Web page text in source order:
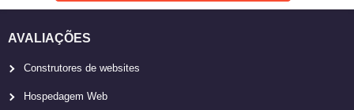
AVALIAÇÕES
Construtores de websites
Hospedagem Web